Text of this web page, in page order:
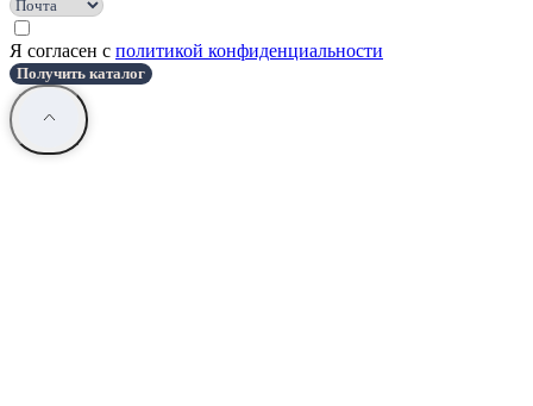
Я согласен с политикой конфиденциальности
Получить каталог